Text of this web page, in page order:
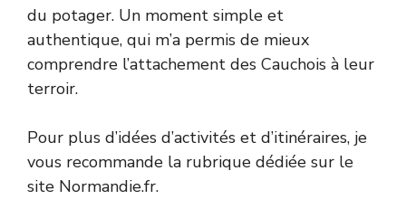
du potager. Un moment simple et
authentique, qui m’a permis de mieux
comprendre l’attachement des Cauchois à leur
terroir.
Pour plus d’idées d’activités et d’itinéraires, je
vous recommande la rubrique dédiée sur le
site Normandie.fr.